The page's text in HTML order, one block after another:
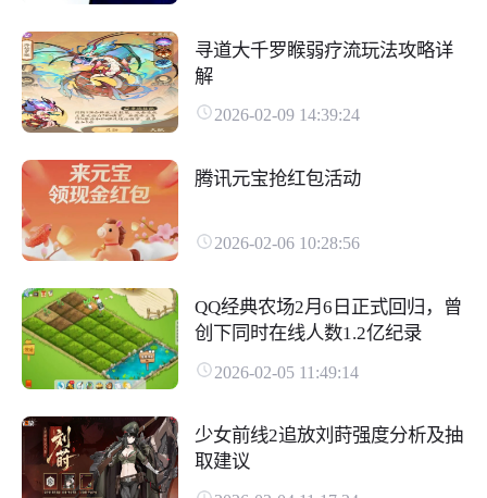
寻道大千罗睺弱疗流玩法攻略详
解
2026-02-09 14:39:24
腾讯元宝抢红包活动
2026-02-06 10:28:56
QQ经典农场2月6日正式回归，曾
创下同时在线人数1.2亿纪录
2026-02-05 11:49:14
少女前线2追放刘莳强度分析及抽
取建议